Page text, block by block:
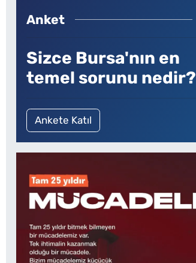
Anket
Sizce Bursa'nın en
temel sorunu nedir?
Ankete Katıl